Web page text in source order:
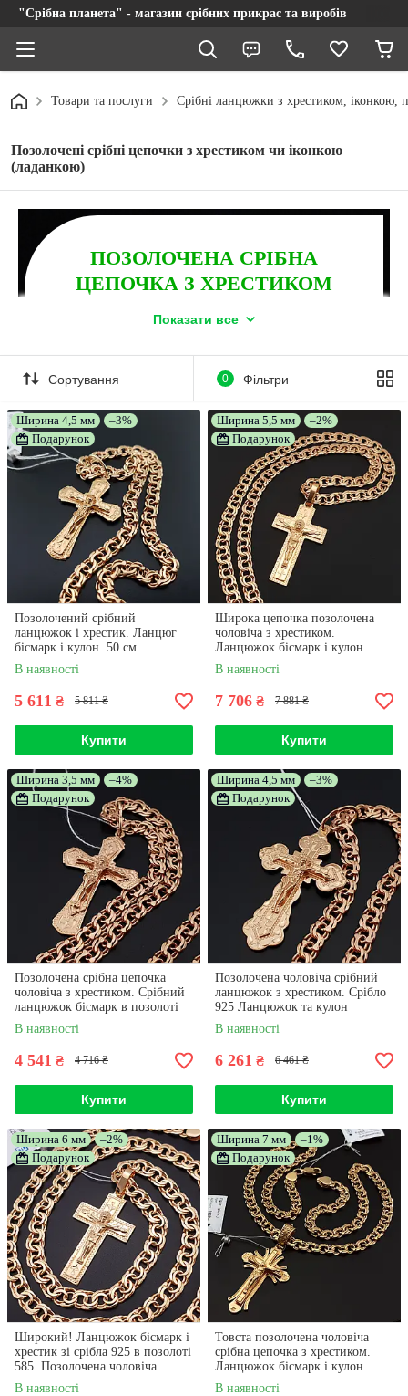
"Срібна планета" - магазин срібних прикрас та виробів
Товари та послуги Срібні ланцюжки з хрестиком, іконкою,
Позолочені срібні цепочки з хрестиком чи іконкою
(ладанкою)
ПОЗОЛОЧЕНА СРІБНА
ЦЕПОЧКА З ХРЕСТИКОМ
підкреслить вашу індивідуальність і стане
особистим оберегом! Усі комплекти освячені
та отримайте в подарунок
фірмову упаковку та серветку для догляду!
ПЕРЕЙТИ ДО ВИБОРУ
НАШІ СТАНДАРТИ СЕРВІСУ ДЛЯ ПОКУПЦІВ
ПРОФЕСІЙНА ЧИСТКА
До кожного замовлення
додається сертифікат на
безкоштовну професійну чистку
та поліровку срібних прикрас
БРЕНДОВЕ ПАКУВАННЯ
Покупці отримують прикрасу в
стильній фірмовій коробочці та
мішечку з органзи
Допомагаємо підібрати
гармонійному поєднанні стилю
- ланцюжки з хрестиками,
кулонами, ладанками
Інтернет-магазин успішно
отримав понад 1000
позитивних відгуків від
задоволених клієнтів
Показати все
Сортування 0 Фільтри
Ширина 4,5 мм
–3%
Подарунок
Позолочений срібний
ланцюжок і хрестик. Ланцюг
бісмарк і кулон. 50 см
В наявності
5 611 ₴ 5 811 ₴
Купити
Ширина 5,5 мм
–2%
Подарунок
Широка цепочка позолочена
чоловіча з хрестиком.
Ланцюжок бісмарк і кулон
срібло 925 покриття золотом
585
В наявності
7 706 ₴ 7 881 ₴
Купити
Ширина 3,5 мм
–4%
Подарунок
Позолочена срібна цепочка
чоловіча з хрестиком. Срібний
ланцюжок бісмарк в позолоті
срібло 925. 55 см
В наявності
4 541 ₴ 4 716 ₴
Купити
Ширина 4,5 мм
–3%
Подарунок
Позолочена чоловіча срібний
ланцюжок з хрестиком. Срібло
925 Ланцюжок та кулон
позолота. Довжина 60 см
В наявності
6 261 ₴ 6 461 ₴
Купити
Ширина 6 мм
–2%
Подарунок
Широкий! Ланцюжок бісмарк і
хрестик зі срібла 925 в позолоті
585. Позолочена чоловіча
цепочка і кулон.
В наявності
Ширина 7 мм
–1%
Подарунок
Товста позолочена чоловіча
срібна цепочка з хрестиком.
Ланцюжок бісмарк і кулон
хрест позолота 585 55 см
В наявності